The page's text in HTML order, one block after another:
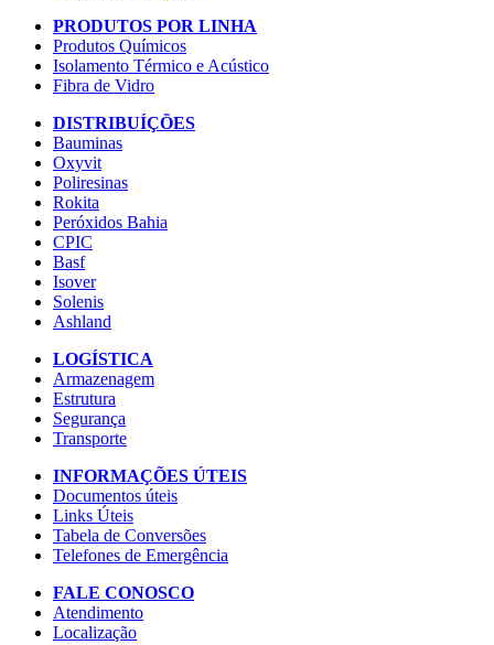
PRODUTOS POR LINHA
Produtos Químicos
Isolamento Térmico e Acústico
Fibra de Vidro
DISTRIBUÍÇÕES
Bauminas
Oxyvit
Poliresinas
Rokita
Peróxidos Bahia
CPIC
Basf
Isover
Solenis
Ashland
LOGÍSTICA
Armazenagem
Estrutura
Segurança
Transporte
INFORMAÇÕES ÚTEIS
Documentos úteis
Links Úteis
Tabela de Conversões
Telefones de Emergência
FALE CONOSCO
Atendimento
Localização